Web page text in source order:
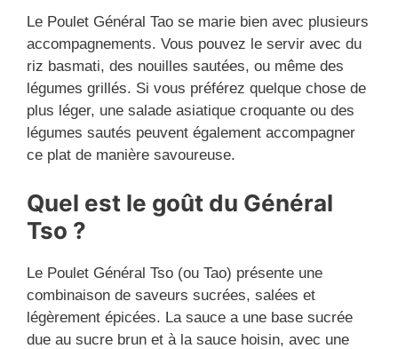
Le Poulet Général Tao se marie bien avec plusieurs
accompagnements. Vous pouvez le servir avec du
riz basmati, des nouilles sautées, ou même des
légumes grillés. Si vous préférez quelque chose de
plus léger, une salade asiatique croquante ou des
légumes sautés peuvent également accompagner
ce plat de manière savoureuse.
Quel est le goût du Général
Tso ?
Le Poulet Général Tso (ou Tao) présente une
combinaison de saveurs sucrées, salées et
légèrement épicées. La sauce a une base sucrée
due au sucre brun et à la sauce hoisin, avec une